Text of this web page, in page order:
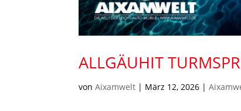
ALLGÄUHIT
vonAixamwelt | März 12, 2026 |